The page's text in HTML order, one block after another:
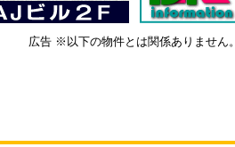
広告 ※以下の物件とは関係ありません。